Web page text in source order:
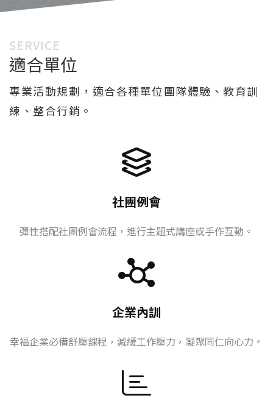
SERVICE
適合單位
專業活動規劃，適合各種單位團隊體驗、教育訓
練、整合行銷。
社團例會
彈性搭配社團例會流程，進行主題式講座或手作互動。
企業內訓
幸福企業必備舒壓課程，減緩工作壓力，凝聚同仁向心力。